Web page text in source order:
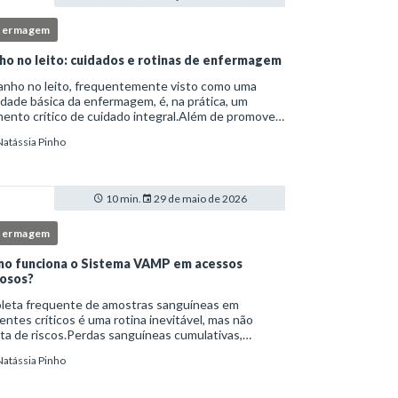
no leito: cuidados e rotinas de enfermagem
no leito, frequentemente visto como uma
básica da enfermagem, é, na prática, um
crítico de cuidado integral.Além de promover
prevenção de complicações e fortalec
Pinho
10 min. 29 de maio de 2026
funciona o Sistema VAMP em acessos
frequente de amostras sanguíneas em
críticos é uma rotina inevitável, mas não
de riscos.Perdas sanguíneas cumulativas,
de múltiplas punções e manipulação
Pinho